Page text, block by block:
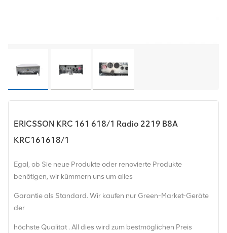
ERICSSON KRC 161 618/1 Radio 2219 B8A
KRC161618/1
Egal, ob Sie neue Produkte oder renovierte Produkte
benötigen, wir kümmern uns um alles
Garantie als Standard. Wir kaufen nur Green-Market-Geräte
der
höchste Qualität . All dies wird zum bestmöglichen Preis